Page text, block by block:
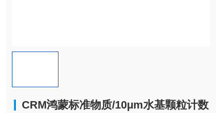
CRM鸿蒙标准物质/10μm水基颗粒计数